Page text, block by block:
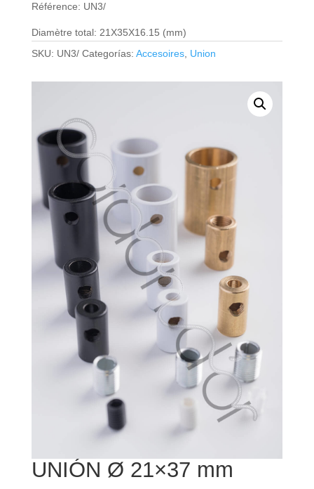
Référence: UN3/
Diamètre total: 21X35X16.15 (mm)
SKU: UN3/ Categorías: Accesoires, Union
UNIÓN Ø 21×37 mm